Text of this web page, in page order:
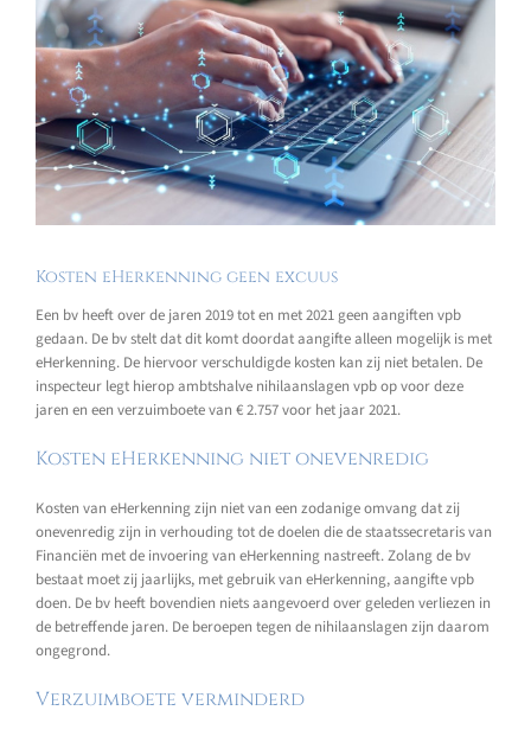
Kosten eHerkenning geen excuus
Een bv heeft over de jaren 2019 tot en met 2021 geen aangiften vpb
gedaan. De bv stelt dat dit komt doordat aangifte alleen mogelijk is met
eHerkenning. De hiervoor verschuldigde kosten kan zij niet betalen. De
inspecteur legt hierop ambtshalve nihilaanslagen vpb op voor deze
jaren en een verzuimboete van € 2.757 voor het jaar 2021.
Kosten eHerkenning niet onevenredig
Kosten van eHerkenning zijn niet van een zodanige omvang dat zij
onevenredig zijn in verhouding tot de doelen die de staatssecretaris van
Financiën met de invoering van eHerkenning nastreeft. Zolang de bv
bestaat moet zij jaarlijks, met gebruik van eHerkenning, aangifte vpb
doen. De bv heeft bovendien niets aangevoerd over geleden verliezen in
de betreffende jaren. De beroepen tegen de nihilaanslagen zijn daarom
ongegrond.
Verzuimboete verminderd